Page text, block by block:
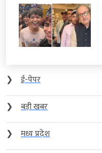
❯
ई-पेपर
❯
बड़ी खबर
❯
मध्य प्रदेश